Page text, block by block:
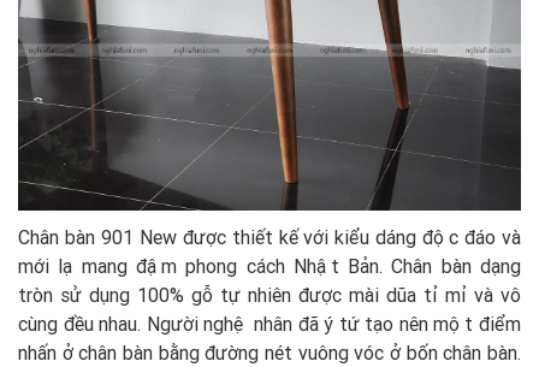
Chân bàn 901 New được thiết kế với kiểu dáng độc đáo và
mới lạ mang đậm phong cách Nhật Bản. Chân bàn dạng
tròn sử dụng 100% gỗ tự nhiên được mài dũa tỉ mỉ và vô
cùng đều nhau. Người nghệ nhân đã ý tứ tạo nên một điểm
nhấn ở chân bàn bằng đường nét vuông vóc ở bốn chân bàn.